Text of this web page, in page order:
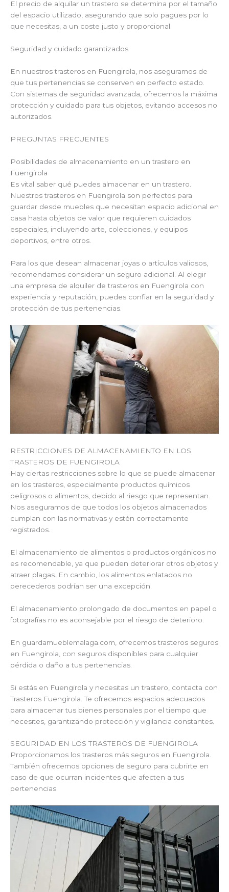
El precio de alquilar un trastero se determina por el tamaño
del espacio utilizado, asegurando que solo pagues por lo
que necesitas, a un coste justo y proporcional.
Seguridad y cuidado garantizados
En nuestros trasteros en Fuengirola, nos aseguramos de
que tus pertenencias se conserven en perfecto estado.
Con sistemas de seguridad avanzada, ofrecemos la máxima
protección y cuidado para tus objetos, evitando accesos no
autorizados.
PREGUNTAS FRECUENTES
Posibilidades de almacenamiento en un trastero en
Fuengirola
Es vital saber qué puedes almacenar en un trastero.
Nuestros trasteros en Fuengirola son perfectos para
guardar desde muebles que necesitan espacio adicional en
casa hasta objetos de valor que requieren cuidados
especiales, incluyendo arte, colecciones, y equipos
deportivos, entre otros.
Para los que desean almacenar joyas o artículos valiosos,
recomendamos considerar un seguro adicional. Al elegir
una empresa de alquiler de trasteros en Fuengirola con
experiencia y reputación, puedes confiar en la seguridad y
protección de tus pertenencias.
RESTRICCIONES DE ALMACENAMIENTO EN LOS
TRASTEROS DE FUENGIROLA
Hay ciertas restricciones sobre lo que se puede almacenar
en los trasteros, especialmente productos químicos
peligrosos o alimentos, debido al riesgo que representan.
Nos aseguramos de que todos los objetos almacenados
cumplan con las normativas y estén correctamente
registrados.
El almacenamiento de alimentos o productos orgánicos no
es recomendable, ya que pueden deteriorar otros objetos y
atraer plagas. En cambio, los alimentos enlatados no
perecederos podrían ser una excepción.
El almacenamiento prolongado de documentos en papel o
fotografías no es aconsejable por el riesgo de deterioro.
En guardamueblemalaga.com, ofrecemos trasteros seguros
en Fuengirola, con seguros disponibles para cualquier
pérdida o daño a tus pertenencias.
Si estás en Fuengirola y necesitas un trastero, contacta con
Trasteros Fuengirola. Te ofrecemos espacios adecuados
para almacenar tus bienes personales por el tiempo que
necesites, garantizando protección y vigilancia constantes.
SEGURIDAD EN LOS TRASTEROS DE FUENGIROLA
Proporcionamos los trasteros más seguros en Fuengirola.
También ofrecemos opciones de seguro para cubrirte en
caso de que ocurran incidentes que afecten a tus
pertenencias.